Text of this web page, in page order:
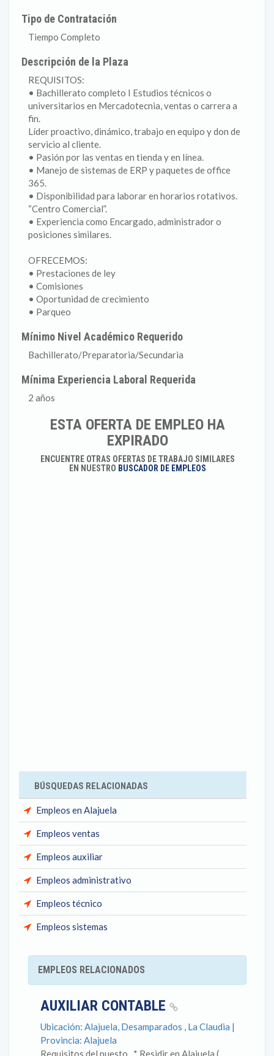
Tipo de Contratación
Tiempo Completo
Descripción de la Plaza
REQUISITOS:
• Bachillerato completo I Estudios técnicos o
universitarios en Mercadotecnia, ventas o carrera a
fin.
Líder proactivo, dinámico, trabajo en equipo y don de
servicio al cliente.
• Pasión por las ventas en tienda y en línea.
• Manejo de sistemas de ERP y paquetes de office
365.
• Disponibilidad para laborar en horarios rotativos.
“Centro Comercial”.
• Experiencia como Encargado, administrador o
posiciones similares.
OFRECEMOS:
• Prestaciones de ley
• Comisiones
• Oportunidad de crecimiento
• Parqueo
Mínimo Nivel Académico Requerido
Bachillerato/Preparatoria/Secundaria
Mínima Experiencia Laboral Requerida
2 años
ESTA OFERTA DE EMPLEO HA
EXPIRADO
ENCUENTRE OTRAS OFERTAS DE TRABAJO SIMILARES
EN NUESTRO BUSCADOR DE EMPLEOS
BÚSQUEDAS RELACIONADAS
Empleos en Alajuela
Empleos ventas
Empleos auxiliar
Empleos administrativo
Empleos técnico
Empleos sistemas
EMPLEOS RELACIONADOS
AUXILIAR CONTABLE
Ubicación: Alajuela, Desamparados , La Claudia |
Provincia: Alajuela
Requisitos del puesto . * Residir en Alajuela (